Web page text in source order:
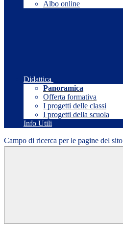
Albo online
Didattica
Panoramica
Offerta formativa
I progetti delle classi
I progetti della scuola
Info Utili
Campo di ricerca per le pagine del sito